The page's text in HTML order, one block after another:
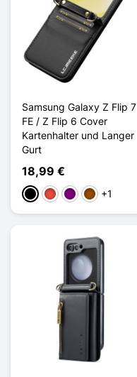
Samsung Galaxy Z Flip 7
FE / Z Flip 6 Cover
Kartenhalter und Langer
Gurt
18,99 €
Schwarz
Rot ViolettBraun
+1